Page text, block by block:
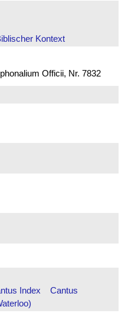
Kontext
Officii, Nr. 7832
Index
Cantus